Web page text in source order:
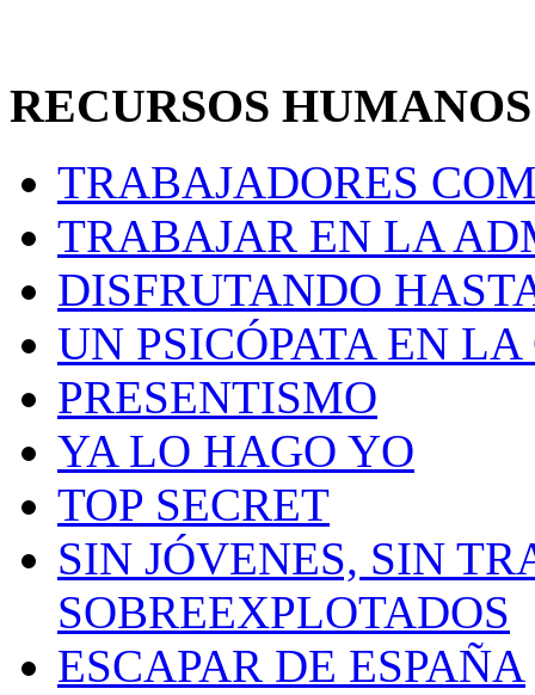
RECURSOS
TRABAJADORES
TRABAJAR EN LA
DISFRUTANDO
UN PSICÓPATA EN
PRESENTISMO
YA LO HAGO YO
TOP SECRET
SIN JÓVENES, SIN
SOBREEXPLOTADOS
ESCAPAR DE ESPAÑA